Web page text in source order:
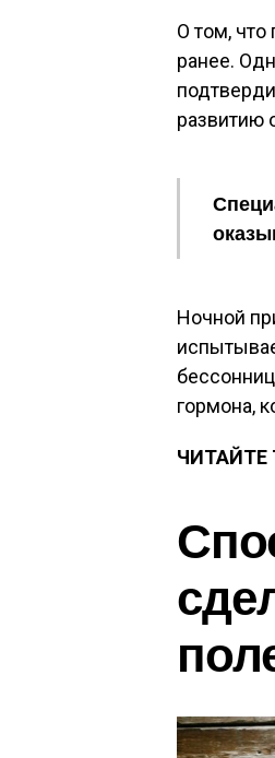
О том, что
ранее.
развитию
Ночной
гормона,
ЧИТАЙТЕ